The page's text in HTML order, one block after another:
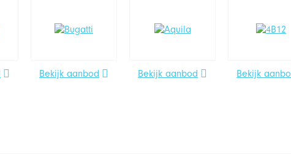
Bekijk aanbod Bekijk aanbod Bekijk